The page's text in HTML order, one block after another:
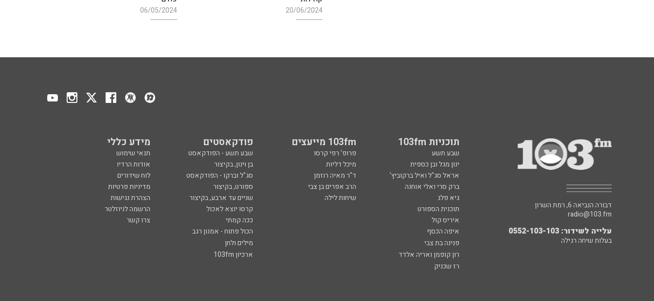
20/06/2024
06/05/2024
תוכניות 103fm 103fm מייעצים פודקאסטים מידע כללי
שבע תשע פרופ' רפי קרסו שבע תשע - הפודקאסט
תנאי שימוש
ינון מגל ובן כספית
מיכל דליות בן וינון, בקיצור
אודות הרדיו
אראל סג"ל ואיל ברקוביץ'
ד"ר מאיה רוזמן סג"ל וברקו - הפודקאסט
לוח שידורים
ברק סרי ואלי אוחנה
הרב אפרים בן צבי ספורט, בקיצור
מדיניות פרטיות
גיא פלג
שיחות לילה שניים עד ארבע, בקיצור
הצהרת נגישות
תוכנית הספורט
קרסו יוצא לאכול
הרשמה לניוזלטר
איריס קול
ככה קמתי
צרו קשר
איפה הכסף
הכול פתוח - אמנון רגב
פנינה בת צבי
מילים ולחן
רון קופמן ואריה אלדד
ארכיון 103fm
רז שכניק
דבורה הנביאה 6, רמת השרון
radio@103.fm
עלייה לשידור: 0552-103-103
בעלות שיחה רגילה